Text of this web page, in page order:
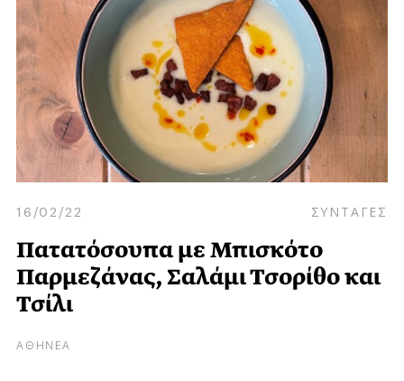
16/02/22 ΣΥΝΤΑΓΕΣ
Πατατόσουπα με Μπισκότο
Παρμεζάνας, Σαλάμι Τσορίθο και
Τσίλι
ΑΘΗΝΕΑ